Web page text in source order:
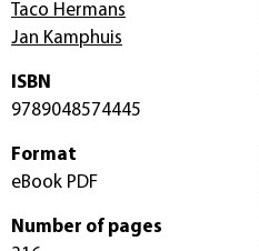
Taco Hermans
Jan Kamphuis
ISBN
9789048574445
Format
eBook PDF
Number of pages